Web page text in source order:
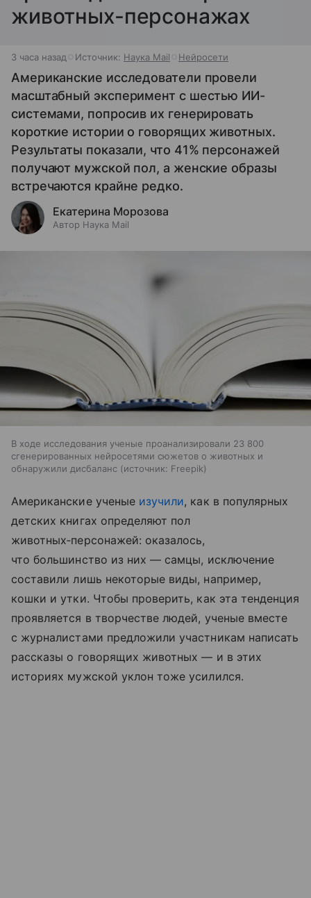
животных-персонажах
3 часа назад Источник: Наука Mail Нейросети
Американские исследователи провели
масштабный эксперимент с шестью ИИ-
системами, попросив их генерировать
короткие истории о говорящих животных.
Результаты показали, что 41% персонажей
получают мужской пол, а женские образы
встречаются крайне редко.
Екатерина Морозова
Автор Наука Mail
В ходе исследования ученые проанализировали 23 800
сгенерированных нейросетями сюжетов о животных и
обнаружили дисбаланс
источник: Freepik
Американские ученые изучили, как в популярных
детских книгах определяют пол
животных‑персонажей: оказалось,
что большинство из них — самцы, исключение
составили лишь некоторые виды, например,
кошки и утки. Чтобы проверить, как эта тенденция
проявляется в творчестве людей, ученые вместе
с журналистами предложили участникам написать
рассказы о говорящих животных — и в этих
историях мужской уклон тоже усилился.